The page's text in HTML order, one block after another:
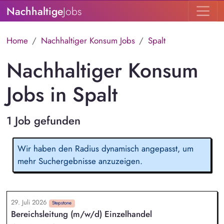
NachhaltigeJobs
Home Nachhaltiger Konsum Jobs Spalt
Nachhaltiger Konsum
Jobs in Spalt
1 Job gefunden
Wir haben den Radius dynamisch angepasst, um
mehr Suchergebnisse anzuzeigen.
29. Juli 2026 Stepstone
Bereichsleitung (m/w/d) Einzelhandel